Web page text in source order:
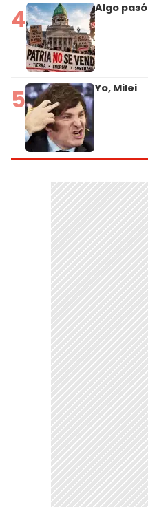
4 Algo pasó
5 Yo, Milei